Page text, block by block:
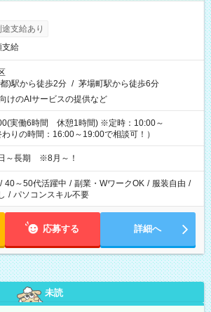
支給あり
支給
)駅から徒歩2分 / 茅場町駅から徒歩6分
けのAIサービスの提供など
実働6時間 休憩1時間) ※定時：10:00～
りの時間：16:00～19:00で相談可！）
日～長期 ※8月～！
/ 40～50代活躍中 / 副業・WワークOK / 服装自由 /
/ パソコンスキル不要
応募する 詳細へ
未読